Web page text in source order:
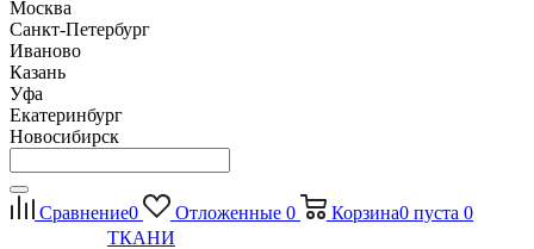
Москва
Санкт-Петербург
Иваново
Казань
Уфа
Екатеринбург
Новосибирск
Сравнение0 Отложенные 0 Корзина0 пуста 0
ТКАНИ